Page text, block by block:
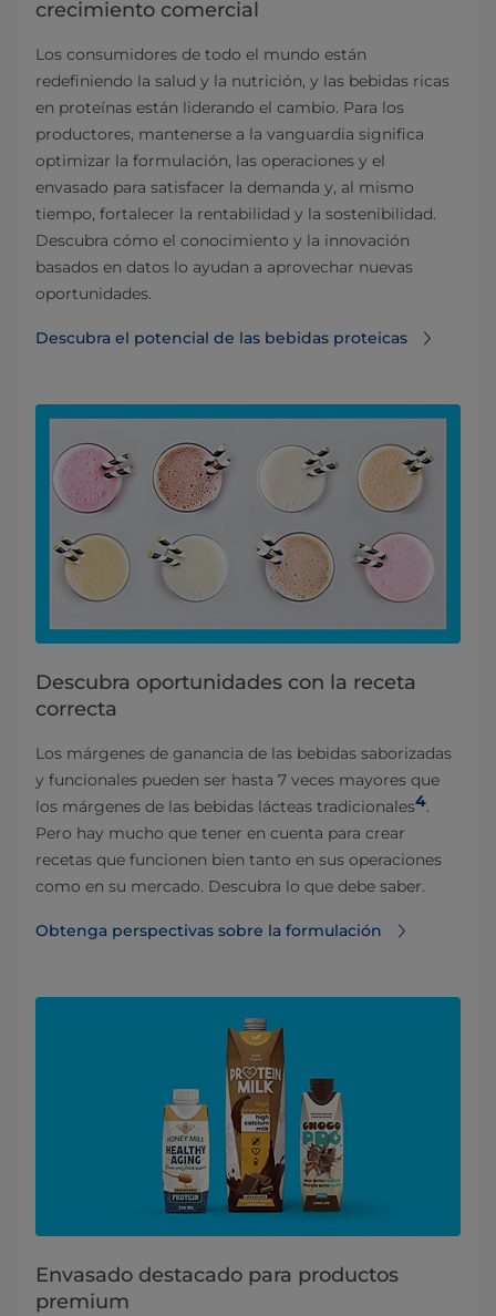
crecimiento comercial
Los consumidores de todo el mundo están
redefiniendo la salud y la nutrición, y las bebidas ricas
en proteínas están liderando el cambio. Para los
productores, mantenerse a la vanguardia significa
optimizar la formulación, las operaciones y el
envasado para satisfacer la demanda y, al mismo
tiempo, fortalecer la rentabilidad y la sostenibilidad.
Descubra cómo el conocimiento y la innovación
basados en datos lo ayudan a aprovechar nuevas
oportunidades.
Descubra el potencial de las bebidas proteicas
Descubra oportunidades con la receta
correcta
Los márgenes de ganancia de las bebidas saborizadas
y funcionales pueden ser hasta 7 veces mayores que
los márgenes de las bebidas lácteas tradicionales4.
Pero hay mucho que tener en cuenta para crear
recetas que funcionen bien tanto en sus operaciones
como en su mercado. Descubra lo que debe saber.
Obtenga perspectivas sobre la formulación
Envasado destacado para productos
premium